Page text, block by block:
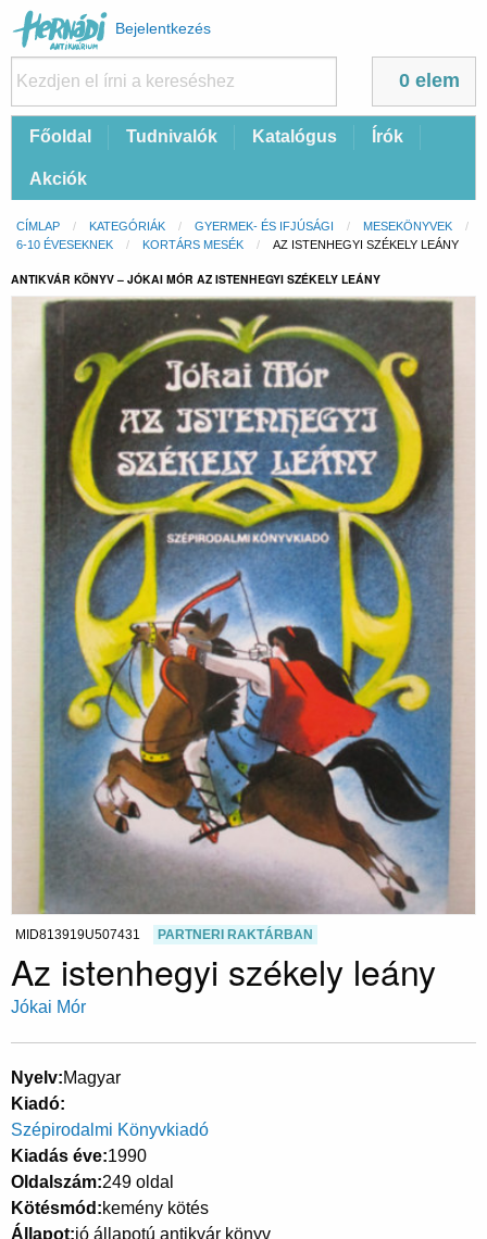
Felhasználói
fiók
menüje
Bejelentkezés
0 elem
FőFőoldal Tudnivalók Katalógus Írók
Akciók
Morzsa
CÍMLAP KATEGÓRIÁK GYERMEK- ÉS IFJÚSÁGI
MESEKÖNYVEK
6-10 ÉVESEKNEK
KORTÁRS MESÉK CURRENT:
AZ ISTENHEGYI SZÉKELY LEÁNY
ANTIKVÁR KÖNYV – JÓKAI MÓR AZ ISTENHEGYI SZÉKELY LEÁNY
MID813919U507431 PARTNERI RAKTÁRBAN
Az istenhegyi székely leány
Jókai Mór
Nyelv Magyar
Kiadó
Szépirodalmi Könyvkiadó
Kiadás éve 1990
Oldalszám 249 oldal
Kötésmód kemény kötés
Állapot jó állapotú antikvár könyv